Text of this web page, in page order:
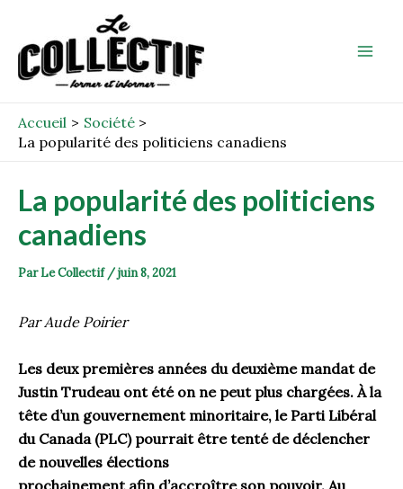
contenu
Accueil
Société
La popularité des politiciens canadiens
La popularité des politiciens
canadiens
ParLe Collectif /juin 8, 2021
Par Aude Poirier
Les deux premières années du deuxième mandat de
Justin Trudeau ont été on ne peut plus chargées. À la
tête d’un gouvernement minoritaire, le Parti Libéral
du Canada (PLC) pourrait être tenté de déclencher
de nouvelles élections
prochainement afin d’accroître son pouvoir. Au
navigation